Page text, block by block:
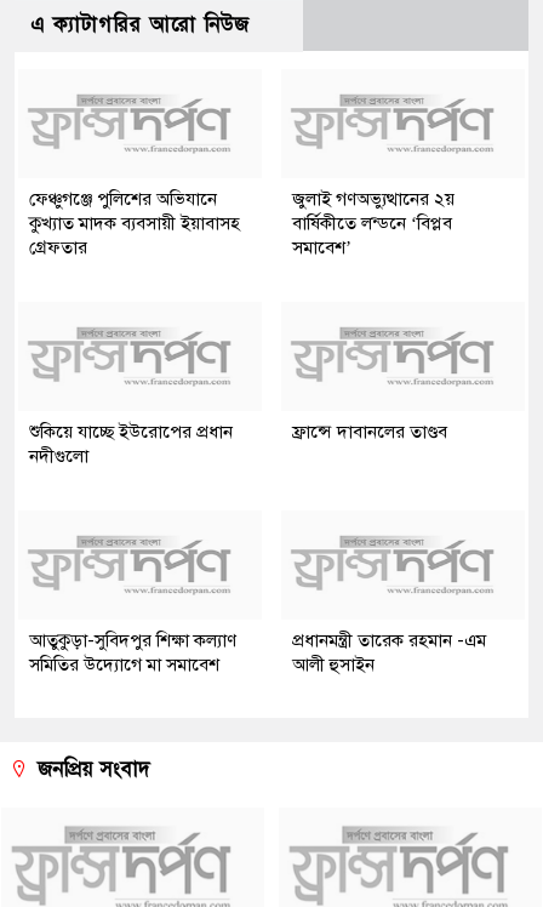
এ ক্যাটাগরির আরো নিউজ
ফেঞ্চুগঞ্জে পুলিশের অভিযানে
কুখ্যাত মাদক ব্যবসায়ী ইয়াবাসহ
গ্রেফতার
জুলাই গণঅভ্যুত্থানের ২য়
বার্ষিকীতে লন্ডনে ‘বিপ্লব
সমাবেশ’
শুকিয়ে যাচ্ছে ইউরোপের প্রধান
নদীগুলো
ফ্রান্সে দাবানলের তাণ্ডব
আতুকুড়া-সুবিদপুর শিক্ষা কল্যাণ
সমিতির উদ্যোগে মা সমাবেশ
প্রধানমন্ত্রী তারেক রহমান -এম
আলী হুসাইন
জনপ্রিয় সংবাদ